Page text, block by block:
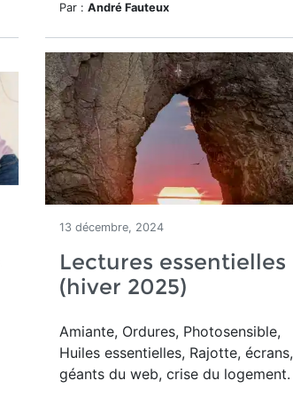
Par : André Fauteux
13 décembre, 2024
Lectures essentielles
(hiver 2025)
Amiante, Ordures, Photosensible,
Huiles essentielles, Rajotte, écrans,
géants du web, crise du logement.